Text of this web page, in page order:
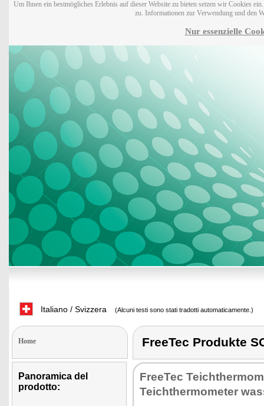
Um Ihnen ein bestmögliches Erlebnis auf dieser Website zu bieten setzen wir Cookies
zu. Informationen zur Verwendung und den
Nur essenzielle
Italiano / Svizzera (Alcuni testi sono stati tradotti automaticamente.)
Home
Panoramica del
prodotto:
FreeTec Produkte
FreeTec
Teichthermometer